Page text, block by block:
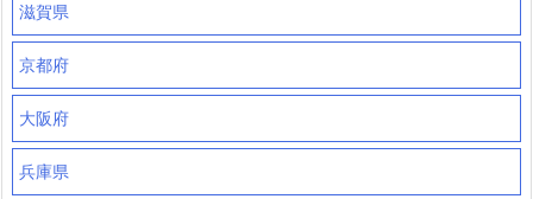
滋賀県
京都府
大阪府
兵庫県